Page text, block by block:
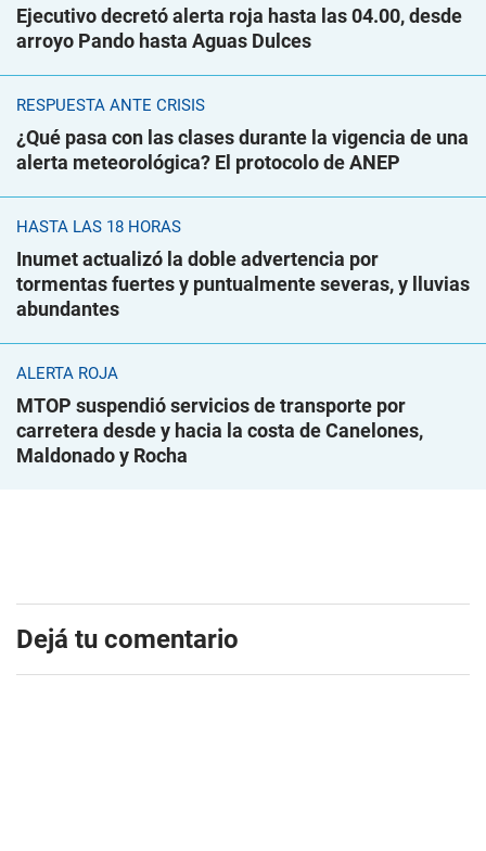
Ejecutivo decretó alerta roja hasta las 04.00, desde
arroyo Pando hasta Aguas Dulces
RESPUESTA ANTE CRISIS
¿Qué pasa con las clases durante la vigencia de una
alerta meteorológica? El protocolo de ANEP
HASTA LAS 18 HORAS
Inumet actualizó la doble advertencia por
tormentas fuertes y puntualmente severas, y lluvias
abundantes
ALERTA ROJA
MTOP suspendió servicios de transporte por
carretera desde y hacia la costa de Canelones,
Maldonado y Rocha
Dejá tu comentario